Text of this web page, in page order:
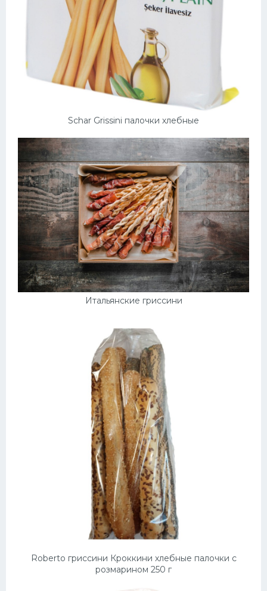
Schar Grissini палочки хлебные
Итальянские гриссини
Roberto гриссини Кроккини хлебные палочки с
розмарином 250 г